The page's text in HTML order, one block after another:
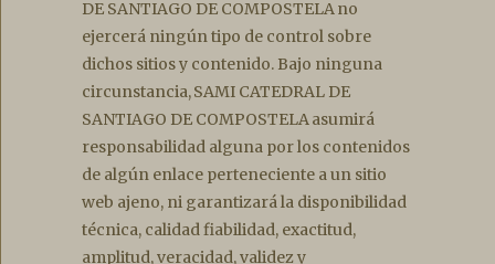
DE SANTIAGO DE COMPOSTELA no
ejercerá ningún tipo de control sobre
dichos sitios y contenido. Bajo ninguna
circunstancia, SAMI CATEDRAL DE
SANTIAGO DE COMPOSTELA asumirá
responsabilidad alguna por los contenidos
de algún enlace perteneciente a un sitio
web ajeno, ni garantizará la disponibilidad
técnica, calidad fiabilidad, exactitud,
amplitud, veracidad, validez y